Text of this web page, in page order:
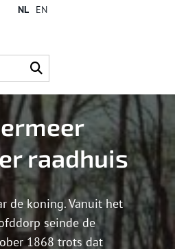
NL EN
raadhuis
de koning. Vanuit het
seinde de
1868 trots dat